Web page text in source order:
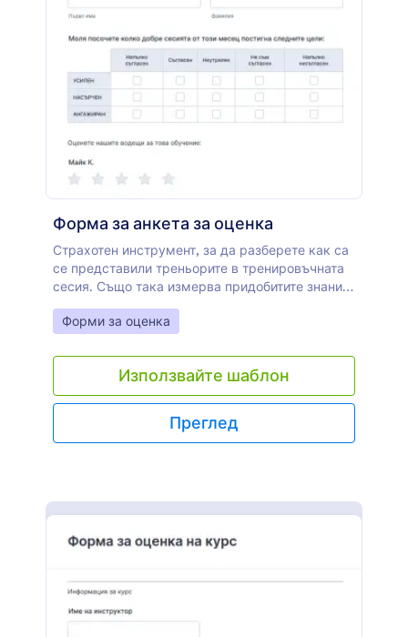
Форма за анкета за оценка
Страхотен инструмент, за да разберете как са
се представили треньорите в тренировъчната
сесия. Също така измерва придобитите знания
и заключения от обучението. Ако трябва да
започнете от нулата, винаги можете да
персонализирана анкета!
Go to Category:
Форми за оценка
Използвайте шаблон
Преглед